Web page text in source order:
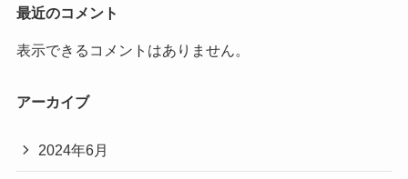
最近のコメント
表示できるコメントはありません。
アーカイブ
2024年6月